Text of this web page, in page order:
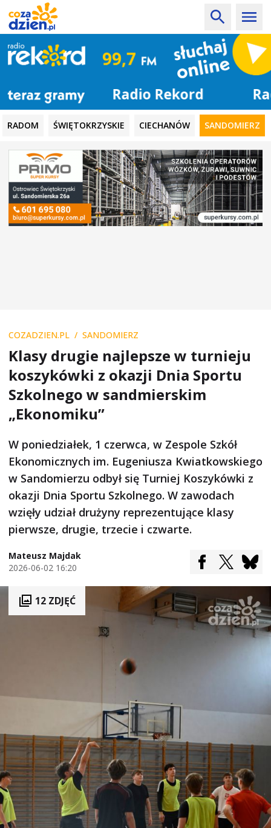
Radio Rekord
RADOM ŚWIĘTOKRZYSKIE CIECHANÓW SANDOMIERZ
COZADZIEN.PL SANDOMIERZ
Klasy drugie najlepsze w turnieju
koszykówki z okazji Dnia Sportu
Szkolnego w sandmierskim
„Ekonomiku”
W poniedziałek, 1 czerwca, w Zespole Szkół
Ekonomicznych im. Eugeniusza Kwiatkowskiego
w Sandomierzu odbył się Turniej Koszykówki z
okazji Dnia Sportu Szkolnego. W zawodach
wzięły udział drużyny reprezentujące klasy
pierwsze, drugie, trzecie i czwarte.
Mateusz Majdak
2026-06-02 16:20
12 ZDJĘĆ